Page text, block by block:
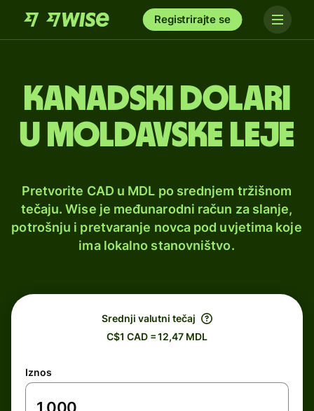
Registrirajte se
Kanadski dolari
u moldavske leje
Pretvorite CAD u MDL po srednjem tržišnom
tečaju. Wise je međunarodni račun za slanje,
potrošnju i pretvaranje novca pod uvjetima koje
ima lokalno stanovništvo.
Srednji valutni tečaj
C$1 CAD = 12,47 MDL
Iznos